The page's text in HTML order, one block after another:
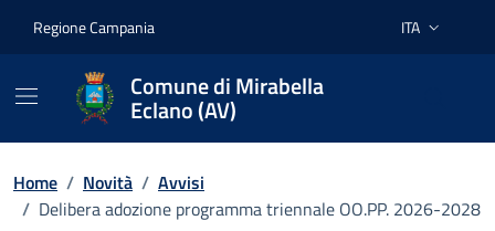
Regione Campania Lingua attiva:
ITA
Comune di Mirabella
Eclano (AV)
Home / Novità / Avvisi
/ Delibera adozione programma triennale OO.PP. 2026-2028